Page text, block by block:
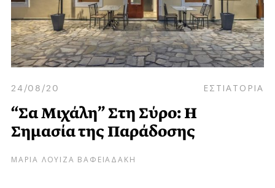
24/08/20 ΕΣΤΙΑΤΟΡΙΑ
“Σα Μιχάλη” Στη Σύρο: Η
Σημασία της Παράδοσης
ΜΑΡΙΑ ΛΟΥΙΖΑ ΒΑΦΕΙΑΔΑΚΗ